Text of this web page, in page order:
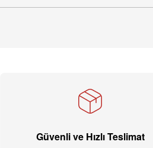
Güvenli ve Hızlı Teslimat